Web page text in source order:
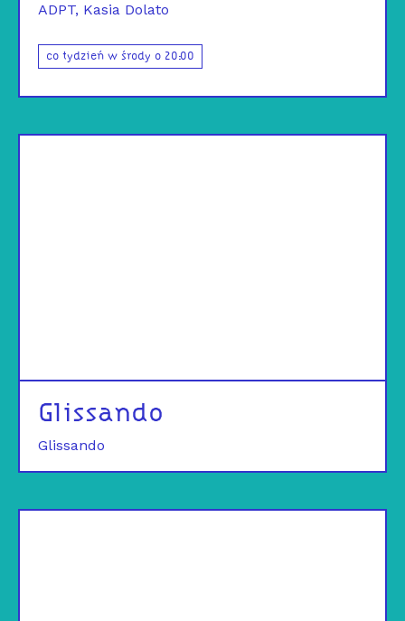
ADPT Kasia Dolato
co tydzień w środy o 20:00
Glissando
Glissando